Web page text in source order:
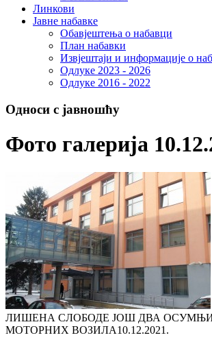
Линкови
Јавне набавке
Обавјештења о набавци
План набавки
Извјештаји и информације о
Одлуке 2023 - 2026
Одлуке 2016 - 2022
Односи с јавношћу
Фото галерија
ЛИШЕНА СЛОБОДЕ ЈОШ ДВА
МОТОРНИХ ВОЗИЛА10.12.2021.